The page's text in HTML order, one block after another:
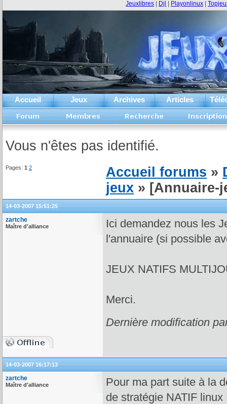
Accueil Jeux Archives Articles
Jeuxlibres Djl Playonlinux
Vous n'êtes pas identifié.
Pages: 1 2 Accueil forums »
jeux » [Annuaire-
14-03-2007 15:51:25
zartche
Maître d'alliance
Ici demandez nous les
l'annuaire (si possible
JEUX NATIFS
Merci.
Dernière modification
14-03-2007 16:17:13
zartche
Maître d'alliance
Pour ma part suite à la
de stratégie NATIF linux